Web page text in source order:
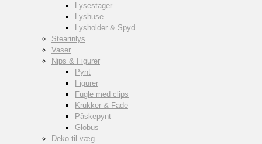
Lysestager
Lyshuse
Lysholder & Spyd
Stearinlys
Vaser
Nips & Figurer
Pynt
Figurer
Fugle med clips
Krukker & Fade
Påskepynt
Globus
Deko til væg